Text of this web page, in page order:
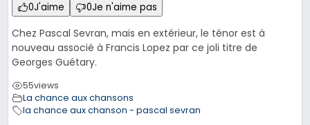
0J'aime 0Je n'aime pas
Chez Pascal Sevran, mais en extérieur, le ténor est à
nouveau associé à Francis Lopez par ce joli titre de
Georges Guétary.
55views
La chance aux chansons
la chance aux chanson - pascal sevran